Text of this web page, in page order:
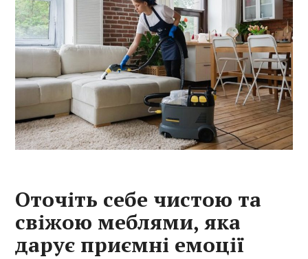
Оточіть себе чистою та
свіжою меблями, яка
дарує приємні емоції